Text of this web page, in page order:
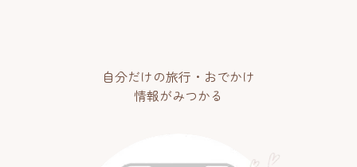
自分だけの旅行・おでかけ
情報がみつかる